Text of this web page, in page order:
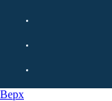
Верх